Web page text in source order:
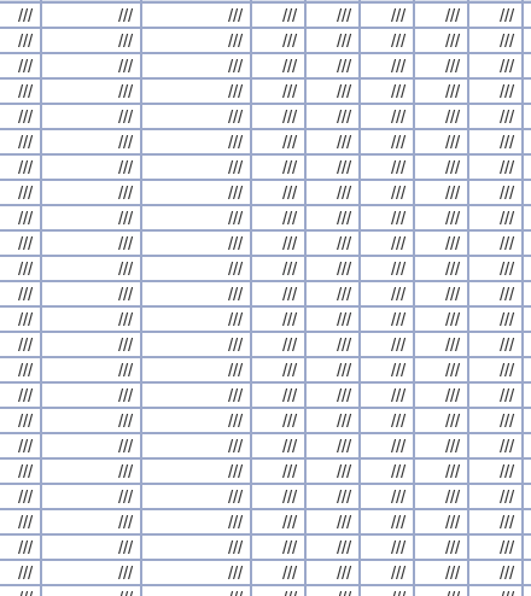
/// /// /// /// /// /// /// ///
/// /// /// /// /// /// /// ///
/// /// /// /// /// /// /// ///
/// /// /// /// /// /// /// ///
/// /// /// /// /// /// /// ///
/// /// /// /// /// /// /// ///
/// /// /// /// /// /// /// ///
/// /// /// /// /// /// /// ///
/// /// /// /// /// /// /// ///
/// /// /// /// /// /// /// ///
/// /// /// /// /// /// /// ///
/// /// /// /// /// /// /// ///
/// /// /// /// /// /// /// ///
/// /// /// /// /// /// /// ///
/// /// /// /// /// /// /// ///
/// /// /// /// /// /// /// ///
/// /// /// /// /// /// /// ///
/// /// /// /// /// /// /// ///
/// /// /// /// /// /// /// ///
/// /// /// /// /// /// /// ///
/// /// /// /// /// /// /// ///
/// /// /// /// /// /// /// ///
/// /// /// /// /// /// /// ///